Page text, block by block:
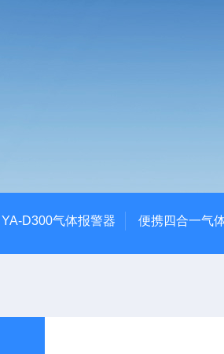
YA-D300气体报警器 便携四合一气